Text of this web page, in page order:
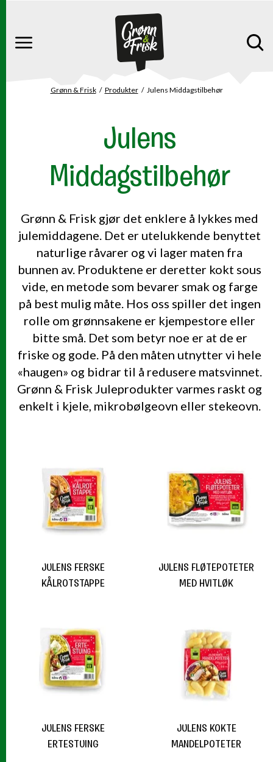
Du er her
Grønn & Frisk Produkter Julens Middagstilbehør
Julens
Middagstilbehør
Grønn & Frisk gjør det enklere å lykkes med
julemiddagene. Det er utelukkende benyttet
naturlige råvarer og vi lager maten fra
bunnen av. Produktene er deretter kokt sous
vide, en metode som bevarer smak og farge
på best mulig måte. Hos oss spiller det ingen
rolle om grønnsakene er kjempestore eller
bitte små. Det som betyr noe er at de er
friske og gode. På den måten utnytter vi hele
«haugen» og bidrar til å redusere matsvinnet.
Grønn & Frisk Juleprodukter varmes raskt og
enkelt i kjele, mikrobølgeovn eller stekeovn.
PRODUKTER
JULENS FERSKE
KÅLROTSTAPPE
JULENS FLØTEPOTETER
MED HVITLØK
JULENS FERSKE
ERTESTUING
JULENS KOKTE
MANDELPOTETER